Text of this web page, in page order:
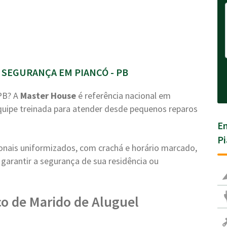
EM PIANCÓ - PB
A Master House é referência nacional em
treinada para atender desde pequenos reparos
uniformizados, com crachá e horário marcado,
a segurança de sua residência ou
de Marido de Aluguel